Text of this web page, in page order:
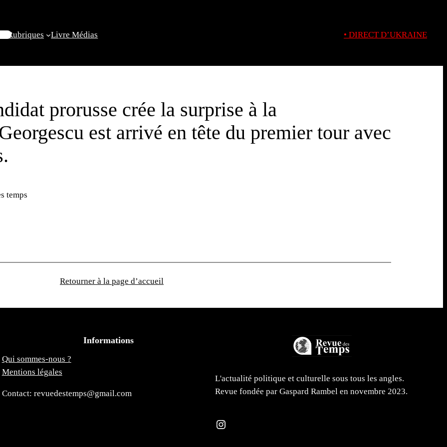
Rubriques LivreMédias • DIRECT D’UKRAINE
prorusse crée la surprise à la
est arrivé en tête du premier tour avec
temps
Retourner à la page d’accueil
Informations
Qui sommes-nous ?
Mentions légales
Contact: revuedestemps@gmail.com
L'actualité politique et culturelle sous tous les angles.
Revue fondée par Gaspard Rambel en novembre 2023.
Instagram